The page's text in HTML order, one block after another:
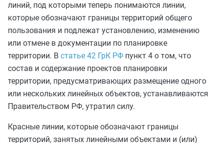
линий, под которыми теперь понимаются линии,
которые обозначают границы территорий общего
пользования и подлежат установлению, изменению
или отмене в документации по планировке
территории. В статье 42 ГрК РФ пункт 4 о том, что
состав и содержание проектов планировки
территории, предусматривающих размещение одного
или нескольких линейных объектов, устанавливаются
Правительством РФ, утратил силу.
Красные линии, которые обозначают границы
территорий, занятых линейными объектами и (или)